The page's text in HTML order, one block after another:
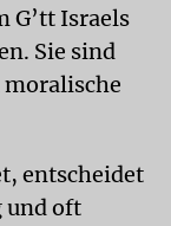
G’tt Israels
Sie sind
entscheidet
und oft